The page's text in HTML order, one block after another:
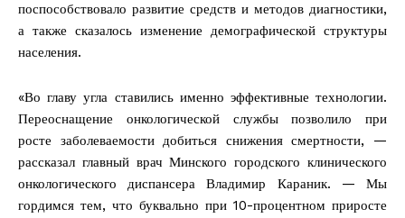
поспособствовало развитие средств и методов диагностики,
а также сказалось изменение демографической структуры
населения.
«Во главу угла ставились именно эффективные технологии.
Переоснащение онкологической службы позволило при
росте заболеваемости добиться снижения смертности, —
рассказал главный врач Минского городского клинического
онкологического диспансера Владимир Караник. — Мы
гордимся тем, что буквально при 10-процентном приросте